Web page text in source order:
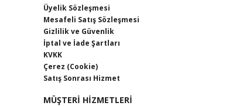
Üyelik Sözleşmesi
Mesafeli Satış Sözleşmesi
Gizlilik ve Güvenlik
İptal ve İade Şartları
KVKK
Çerez (Cookie)
Satış Sonrası Hizmet
MÜŞTERİ HİZMETLERİ